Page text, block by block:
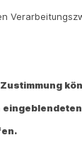
Mittel gegen
wie
Neben den